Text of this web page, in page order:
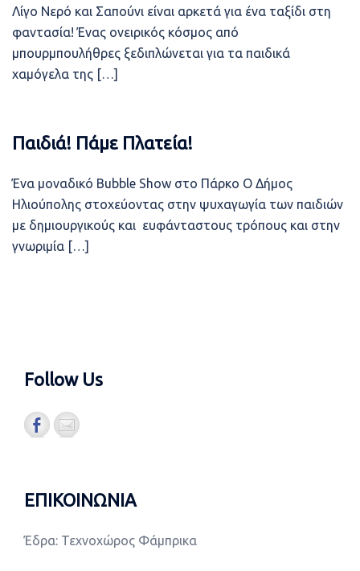
Λίγο Νερό και Σαπούνι είναι αρκετά για ένα ταξίδι στη
φαντασία! Ένας ονειρικός κόσμος από
μπουρμπουλήθρες ξεδιπλώνεται για τα παιδικά
χαμόγελα της […]
Παιδιά! Πάμε Πλατεία!
Ένα μοναδικό Bubble Show στο Πάρκο Ο Δήμος
Ηλιούπολης στοχεύοντας στην ψυχαγωγία των παιδιών
με δημιουργικούς και ευφάνταστους τρόπους και στην
γνωριμία […]
Follow Us
ΕΠΙΚΟΙΝΩΝΙΑ
Έδρα: Τεχνοχώρος Φάμπρικα